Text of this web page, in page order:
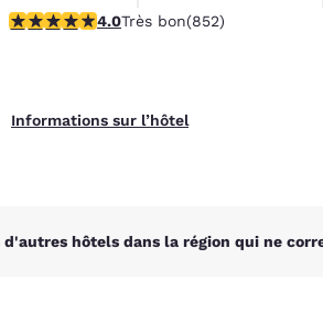
4.03 étoiles. Très bon. 852 commentaires
4.0Très bon(852)
Informations sur l’hôtel
hôtels dans la région qui ne